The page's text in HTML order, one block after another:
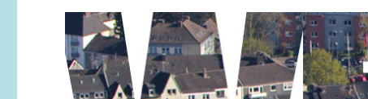
Werdener Werbering e.V.